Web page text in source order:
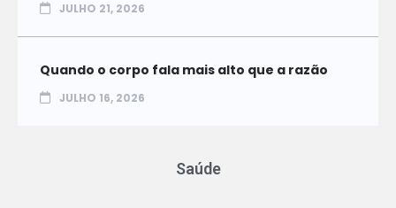
JULHO 21, 2026
Quando o corpo fala mais alto que a razão
JULHO 16, 2026
Saúde